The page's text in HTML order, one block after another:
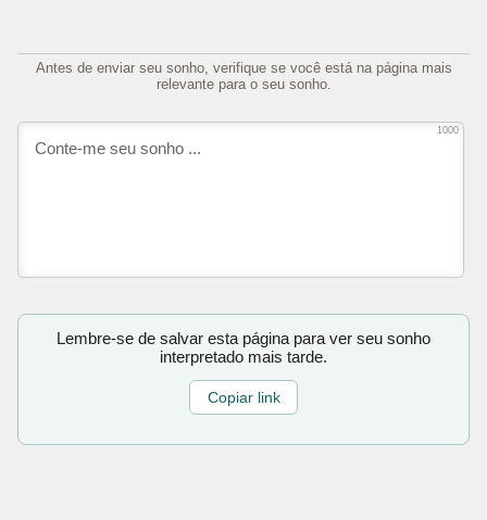
Antes de enviar seu sonho, verifique se você está na página mais
relevante para o seu sonho.
1000
Lembre-se de salvar esta página para ver seu sonho
interpretado mais tarde.
Copiar link